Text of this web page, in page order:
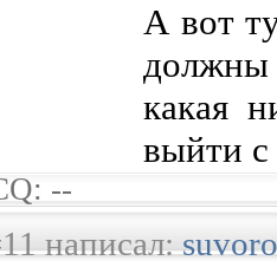
А вот
какая
выйти с
--
написал: